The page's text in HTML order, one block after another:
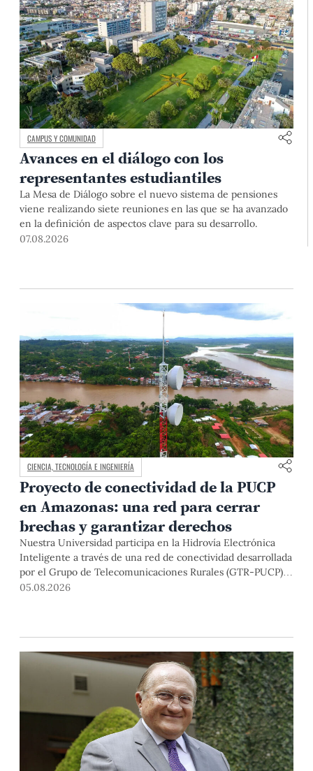
CAMPUS Y COMUNIDAD
Avances en el diálogo con los
representantes estudiantiles
La Mesa de Diálogo sobre el nuevo sistema de pensiones
viene realizando siete reuniones en las que se ha avanzado
en la definición de aspectos clave para su desarrollo.
07.08.2026
CIENCIA, TECNOLOGÍA E INGENIERÍA
Proyecto de conectividad de la PUCP
en Amazonas: una red para cerrar
brechas y garantizar derechos
Nuestra Universidad participa en la Hidrovía Electrónica
Inteligente a través de una red de conectividad desarrollada
por el Grupo de Telecomunicaciones Rurales (GTR-PUCP)
desde el 2018. En esta nota repasamos cómo ha sido el
05.08.2026